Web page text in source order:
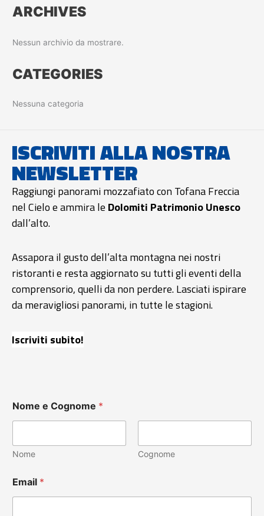
ARCHIVES
Nessun archivio da mostrare.
CATEGORIES
Nessuna categoria
ISCRIVITI ALLA NOSTRA
NEWSLETTER
Raggiungi panorami mozzafiato con Tofana Freccia
nel Cielo e ammira le Dolomiti Patrimonio Unesco
dall’alto.
Assapora il gusto dell’alta montagna nei nostri
ristoranti e resta aggiornato su tutti gli eventi della
comprensorio, quelli da non perdere. Lasciati ispirare
da meravigliosi panorami, in tutte le stagioni.
Iscriviti subito!
Nome e Cognome *
Nome Cognome
Email *